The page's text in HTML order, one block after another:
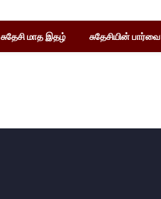
சுதேசி மாத இதழ் சுதேசியின் பார்வை